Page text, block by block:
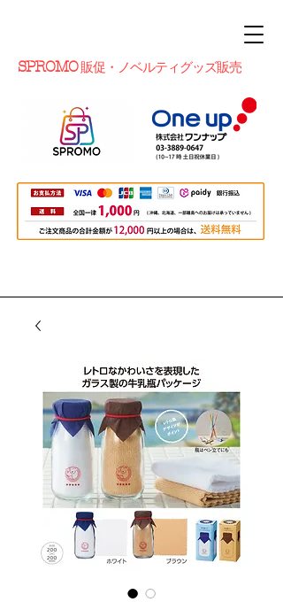
SPROMO 販促・ノベルティグッズ販売